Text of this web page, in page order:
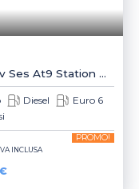
St 1.5 Cdti Business Elegance 122 Cv Ses At9 Station Wagon
Diesel
Euro 6
PROMO!
INCLUSA